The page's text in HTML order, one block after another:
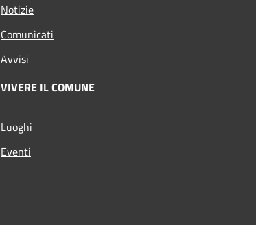
Notizie
Comunicati
Avvisi
VIVERE IL COMUNE
Luoghi
Eventi